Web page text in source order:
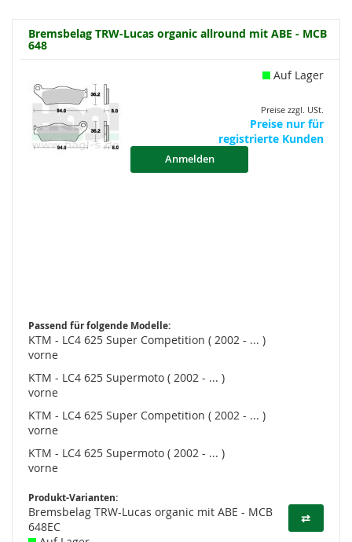
Bremsbelag TRW-Lucas organic allround mit ABE - MCB
648
Auf Lager
Preise zzgl. USt.
Preise nur für
registrierte Kunden
Anmelden
Passend für folgende Modelle:
KTM - LC4 625 Super Competition ( 2002 - ... )
vorne
KTM - LC4 625 Supermoto ( 2002 - ... )
vorne
KTM - LC4 625 Super Competition ( 2002 - ... )
vorne
KTM - LC4 625 Supermoto ( 2002 - ... )
vorne
Produkt-Varianten:
⇄
Bremsbelag TRW-Lucas organic mit ABE - MCB
648EC